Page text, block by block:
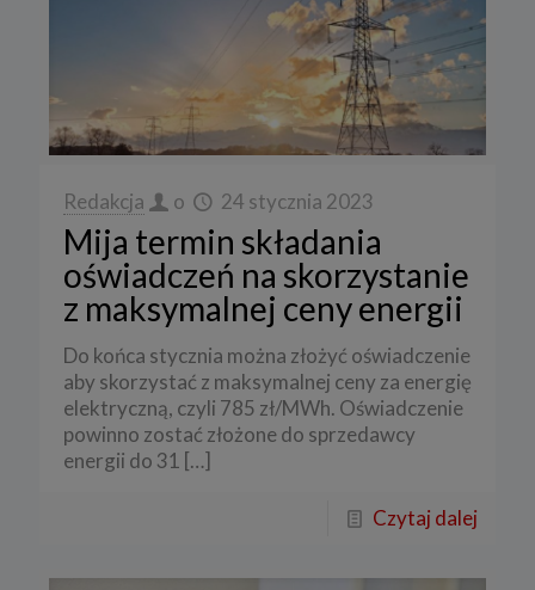
Redakcja o 24 stycznia 2023
Mija termin składania
oświadczeń na skorzystanie
z maksymalnej ceny energii
Do końca stycznia można złożyć oświadczenie
aby skorzystać z maksymalnej ceny za energię
elektryczną, czyli 785 zł/MWh. Oświadczenie
powinno zostać złożone do sprzedawcy
energii do 31 […]
Czytaj dalej